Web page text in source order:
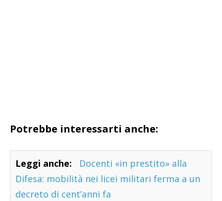
Potrebbe interessarti anche:
Leggi anche:
Docenti «in prestito» alla
Difesa: mobilità nei licei militari ferma a un
decreto di cent’anni fa